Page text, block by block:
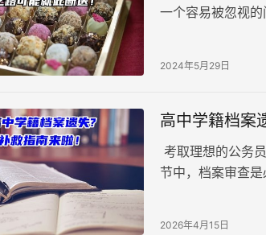
一个容易被忽视
2024年5月29日
高中学籍档案
考取理想的公务
节中，档案审查
2026年4月15日